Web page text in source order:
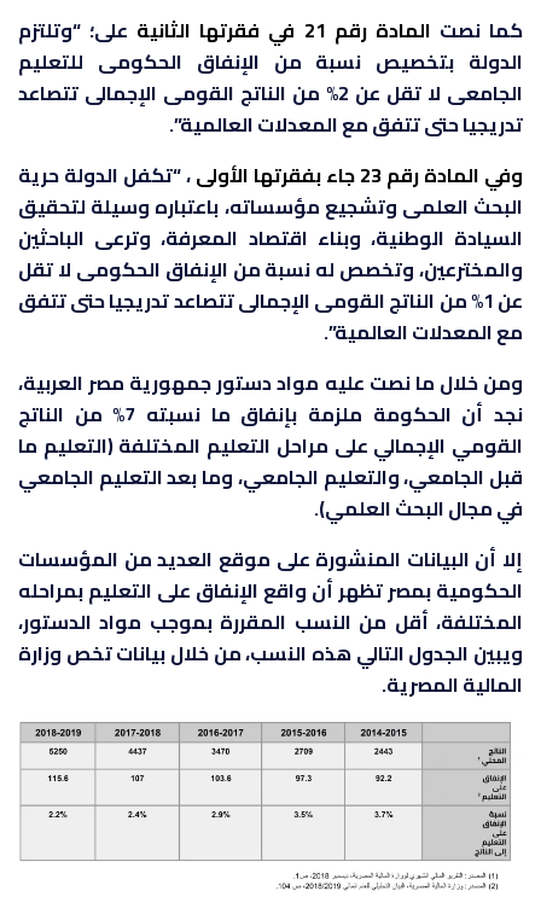
كما نصت المادة رقم 21 في فقرتها الثانية
على؛ “وتلتزم
الدولة بتخصيص نسبة من الإنفاق الحكومى للتعليم
الجامعى لا تقل عن 2% من الناتج القومى الإجمالى تتصاعد
تدريجيا حتى تتفق مع المعدلات العالمية”.
وفي المادة رقم 23 جاء بفقرتها الأولى
، “تكفل الدولة حرية
البحث العلمى وتشجيع مؤسساته، باعتباره وسيلة لتحقيق
السيادة الوطنية، وبناء اقتصاد المعرفة، وترعى الباحثين
والمخترعين، وتخصص له نسبة من الإنفاق الحكومى لا تقل
عن 1% من الناتج القومى الإجمالى تتصاعد تدريجيا حتى تتفق
مع المعدلات العالمية”.
ومن خلال ما نصت عليه مواد دستور جمهورية مصر العربية،
نجد أن الحكومة ملزمة بإنفاق ما نسبته 7% من الناتج
القومي الإجمالي على مراحل التعليم المختلفة (التعليم ما
قبل الجامعي، والتعليم الجامعي، وما بعد التعليم الجامعي
في مجال البحث العلمي).
إلا أن البيانات المنشورة على موقع العديد من المؤسسات
الحكومية بمصر تظهر أن واقع الإنفاق على التعليم بمراحله
المختلفة، أقل من النسب المقررة بموجب مواد الدستور،
ويبين الجدول التالي هذه النسب، من خلال بيانات تخص وزارة
المالية المصرية.